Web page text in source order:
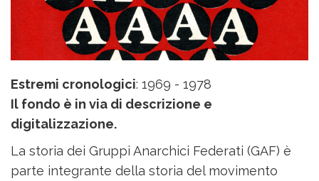
Estremi cronologici: 1969 - 1978
Il fondo è in via di descrizione e
digitalizzazione.
La storia dei Gruppi Anarchici Federati (GAF) è
parte integrante della storia del movimento